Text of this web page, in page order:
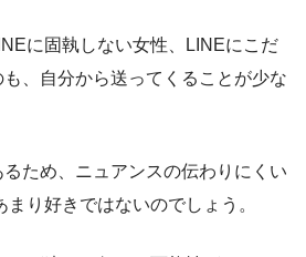
に固執しない女性、LINEにこだ
、自分から送ってくることが少な
ため、ニュアンスの伝わりにくい
り好きではないのでしょう。